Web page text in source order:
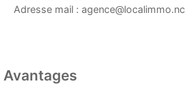
Adresse mail : agence@localimmo.nc
Avantages